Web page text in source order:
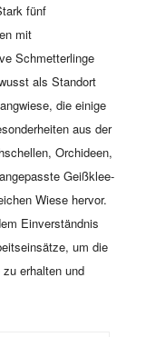
fünf
mit
Schmetterlinge
als Standort
die einige
aus der
Orchideen,
Geißklee-
Wiese hervor.
Einverständnis
um die
erhalten und